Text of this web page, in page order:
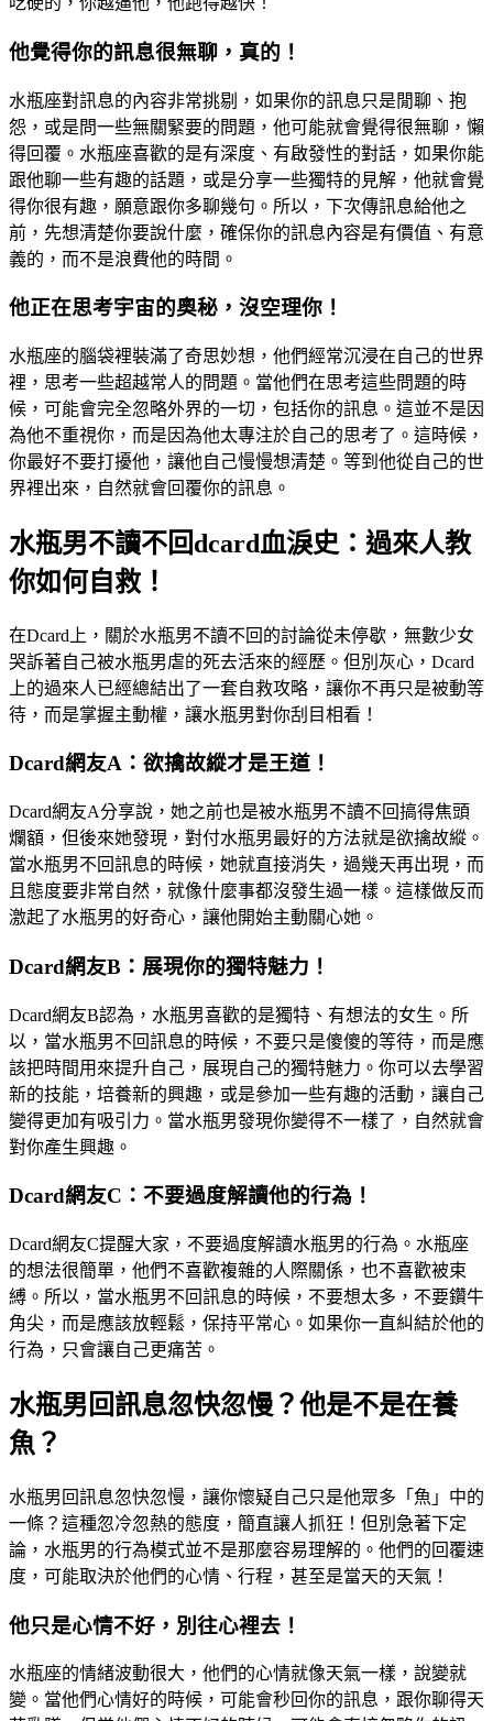
他覺得你的訊息很無聊，真的！
水瓶座對訊息的內容非常挑剔，如果你的訊息只是閒聊、抱
怨，或是問一些無關緊要的問題，他可能就會覺得很無聊，懶
得回覆。水瓶座喜歡的是有深度、有啟發性的對話，如果你能
跟他聊一些有趣的話題，或是分享一些獨特的見解，他就會覺
得你很有趣，願意跟你多聊幾句。所以，下次傳訊息給他之
前，先想清楚你要說什麼，確保你的訊息內容是有價值、有意
義的，而不是浪費他的時間。
他正在思考宇宙的奧秘，沒空理你！
水瓶座的腦袋裡裝滿了奇思妙想，他們經常沉浸在自己的世界
裡，思考一些超越常人的問題。當他們在思考這些問題的時
候，可能會完全忽略外界的一切，包括你的訊息。這並不是因
為他不重視你，而是因為他太專注於自己的思考了。這時候，
你最好不要打擾他，讓他自己慢慢想清楚。等到他從自己的世
界裡出來，自然就會回覆你的訊息。
水瓶男不讀不回dcard血淚史：過來人教
你如何自救！
在Dcard上，關於水瓶男不讀不回的討論從未停歇，無數少女
哭訴著自己被水瓶男虐的死去活來的經歷。但別灰心，Dcard
上的過來人已經總結出了一套自救攻略，讓你不再只是被動等
待，而是掌握主動權，讓水瓶男對你刮目相看！
Dcard網友A：欲擒故縱才是王道！
Dcard網友A分享說，她之前也是被水瓶男不讀不回搞得焦頭
爛額，但後來她發現，對付水瓶男最好的方法就是欲擒故縱。
當水瓶男不回訊息的時候，她就直接消失，過幾天再出現，而
且態度要非常自然，就像什麼事都沒發生過一樣。這樣做反而
激起了水瓶男的好奇心，讓他開始主動關心她。
Dcard網友B：展現你的獨特魅力！
Dcard網友B認為，水瓶男喜歡的是獨特、有想法的女生。所
以，當水瓶男不回訊息的時候，不要只是傻傻的等待，而是應
該把時間用來提升自己，展現自己的獨特魅力。你可以去學習
新的技能，培養新的興趣，或是參加一些有趣的活動，讓自己
變得更加有吸引力。當水瓶男發現你變得不一樣了，自然就會
對你產生興趣。
Dcard網友C：不要過度解讀他的行為！
Dcard網友C提醒大家，不要過度解讀水瓶男的行為。水瓶座
的想法很簡單，他們不喜歡複雜的人際關係，也不喜歡被束
縛。所以，當水瓶男不回訊息的時候，不要想太多，不要鑽牛
角尖，而是應該放輕鬆，保持平常心。如果你一直糾結於他的
行為，只會讓自己更痛苦。
水瓶男回訊息忽快忽慢？他是不是在養
魚？
水瓶男回訊息忽快忽慢，讓你懷疑自己只是他眾多「魚」中的
一條？這種忽冷忽熱的態度，簡直讓人抓狂！但別急著下定
論，水瓶男的行為模式並不是那麼容易理解的。他們的回覆速
度，可能取決於他們的心情、行程，甚至是當天的天氣！
他只是心情不好，別往心裡去！
水瓶座的情緒波動很大，他們的心情就像天氣一樣，說變就
變。當他們心情好的時候，可能會秒回你的訊息，跟你聊得天